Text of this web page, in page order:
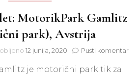
MotorikPark Gamlitz
park), Avstrija
12 junija, 2020 Pusti komentarna
je motorični park tik za